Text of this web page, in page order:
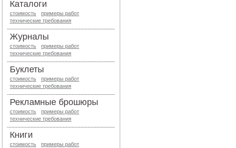
Каталоги
стоимость
примеры работ
технические требования
Журналы
стоимость
примеры работ
технические требования
Буклеты
стоимость
примеры работ
технические требования
Рекламные брошюры
стоимость
примеры работ
технические требования
Книги
стоимость
примеры работ